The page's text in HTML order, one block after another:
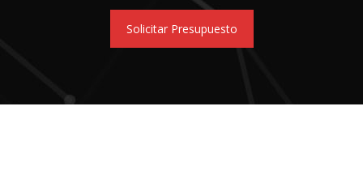
Solicitar Presupuesto